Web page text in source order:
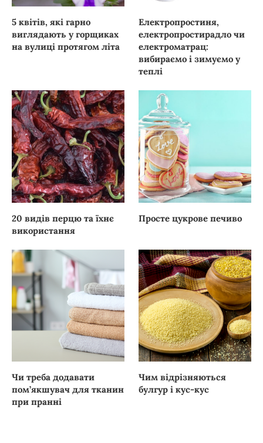
5 квітів, які гарно
виглядають у горщиках
на вулиці протягом літа
Електропростиня,
електропростирадло чи
електроматрац:
вибираємо і зимуємо у
теплі
20 видів перцю та їхнє
використання
Просте цукрове печиво
Чи треба додавати
пом’якшувач для тканин
при пранні
Чим відрізняються
булгур і кус-кус